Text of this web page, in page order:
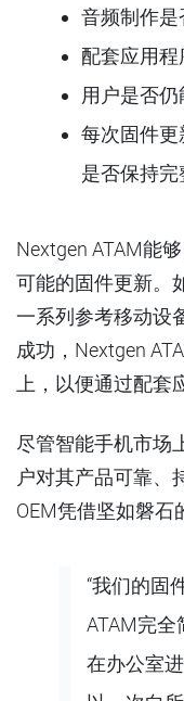
音频制作是
配套应用程
用户是否仍
每次固件
是否保持完
Nextgen ATAM能
可能的固件更新。
一系列参考移动设
成功，Nextgen
上，以便通过配套
尽管智能手机市场
户对其产品可靠、
OEM凭借坚如磐石
“我们的固
ATAM完全
在办公室